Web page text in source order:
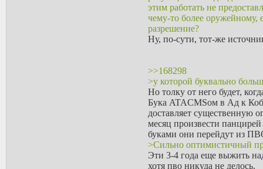
этим работать не
чему-то более оружейному,
разрешение?
Ну, по-сути, тот-же
>>168298
>у которой буквально
Но толку от него будет,
Бука ATACMSом в Ад к
доставляет существенную
месяц произвести
буками они перейдут из
>Сильно оптимистичный
Эти 3-4 года еще выжить
хотя пво никуда не делось.